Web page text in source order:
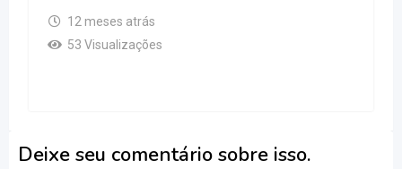
12 meses atrás
53 Visualizações
Deixe seu comentário sobre isso.